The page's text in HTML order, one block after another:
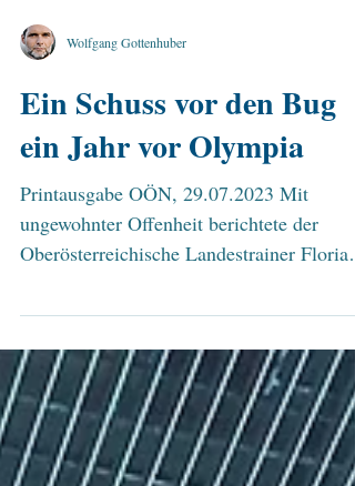
Ein Schuss vor den Bug
ein Jahr vor Olympia
Printausgabe OÖN, 29.07.2023 Mit
ungewohnter Offenheit berichtete der
Zimmermann im Gespräch...